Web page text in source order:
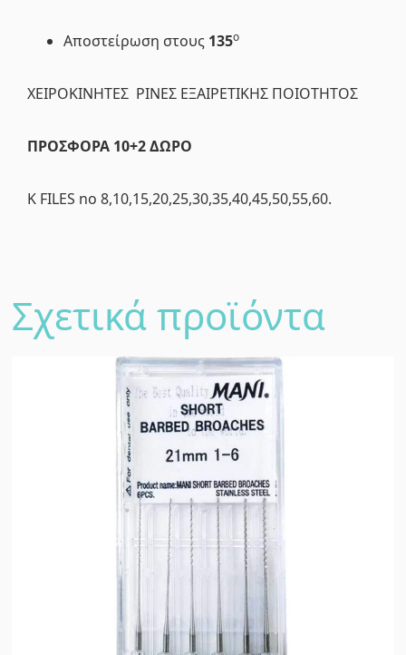
Αποστείρωση στους 135ο
ΧΕΙΡΟΚΙΝΗΤΕΣ ΡΙΝΕΣ ΕΞΑΙΡΕΤΙΚΗΣ ΠΟΙΟΤΗΤΟΣ
ΠΡΟΣΦΟΡΑ 10+2 ΔΩΡΟ
Κ FILES no 8,10,15,20,25,30,35,40,45,50,55,60.
Σχετικά προϊόντα